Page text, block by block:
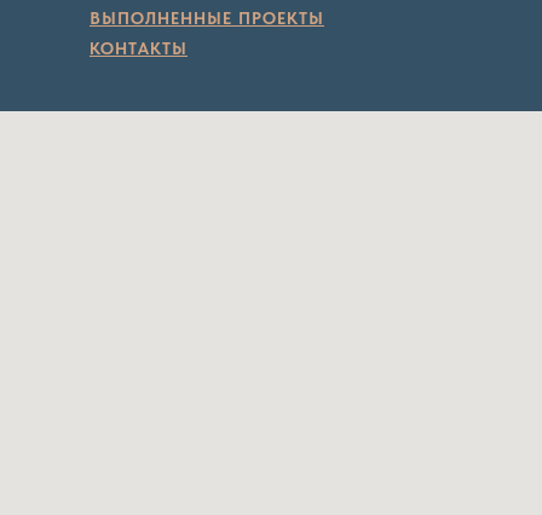
ВЫПОЛНЕННЫЕ ПРОЕКТЫ
КОНТАКТЫ